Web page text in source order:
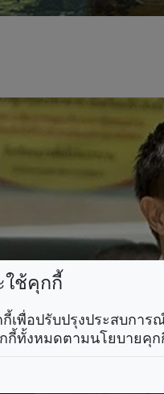
ใช้คุกกี้
เพื่อปรับปรุงประสบกา
กี้ทั้งหมดตามนโยบายคุก